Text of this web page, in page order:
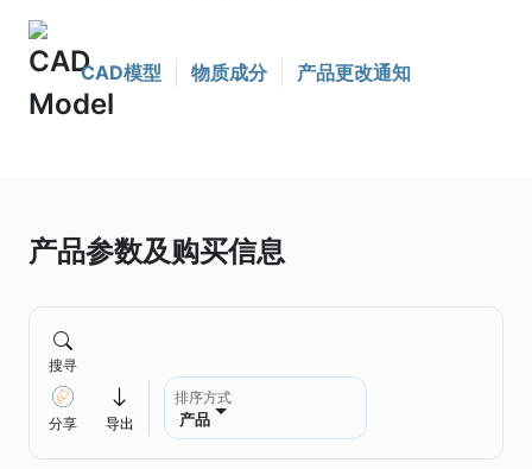
CAD模型 物质成分 产品更改通知
产品参数及购买信息
搜寻
分享 导出
排序方式
产品